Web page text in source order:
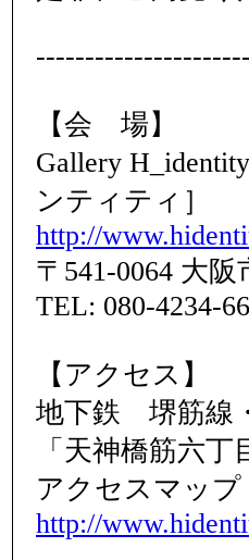
【会 場】
Gallery
ンティティ］
http://
〒541-0064 大
TEL: 080-4234-
【アクセス】
地下鉄 堺筋線
「天神橋筋六
アクセスマップ
http://